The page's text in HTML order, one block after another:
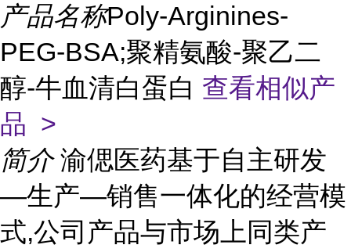
产品名称Poly-Arginines-
PEG-BSA;聚精氨酸-聚乙二
醇-牛血清白蛋白 查看相似产
品 >
简介 渝偲医药基于自主研发
—生产—销售一体化的经营模
式,公司产品与市场上同类产